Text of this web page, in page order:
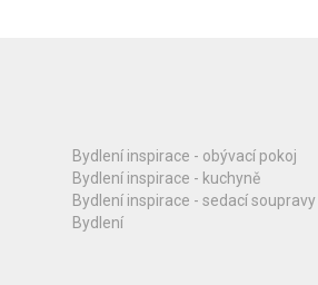
Bydlení inspirace - obývací pokoj
Bydlení inspirace - kuchyně
Bydlení inspirace - sedací soupravy
Bydlení